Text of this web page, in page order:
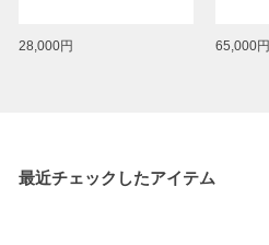
28,000円 65,000円
最近チェックしたアイテム